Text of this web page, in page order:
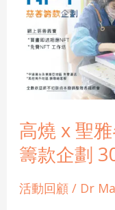
高燒 x 聖
籌款企劃
活動回顧/ Dr
聖
雅
各
福
會
x
NFT
慈